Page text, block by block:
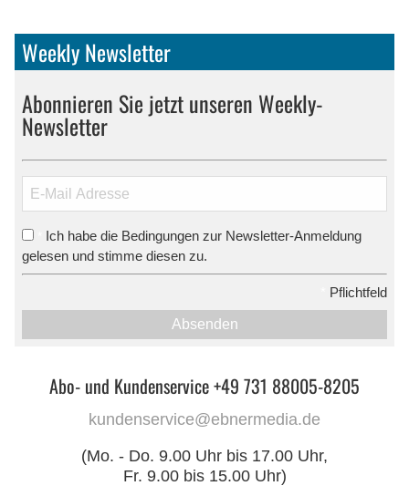
Weekly Newsletter
Abonnieren Sie jetzt unseren Weekly-
Newsletter
Ich habe die Bedingungen zur Newsletter-Anmeldung
gelesen und stimme diesen zu.
Pflichtfeld
Absenden
Abo- und Kundenservice +49 731 88005-8205
kundenservice@ebnermedia.de
(Mo. - Do. 9.00 Uhr bis 17.00 Uhr,
Fr. 9.00 bis 15.00 Uhr)